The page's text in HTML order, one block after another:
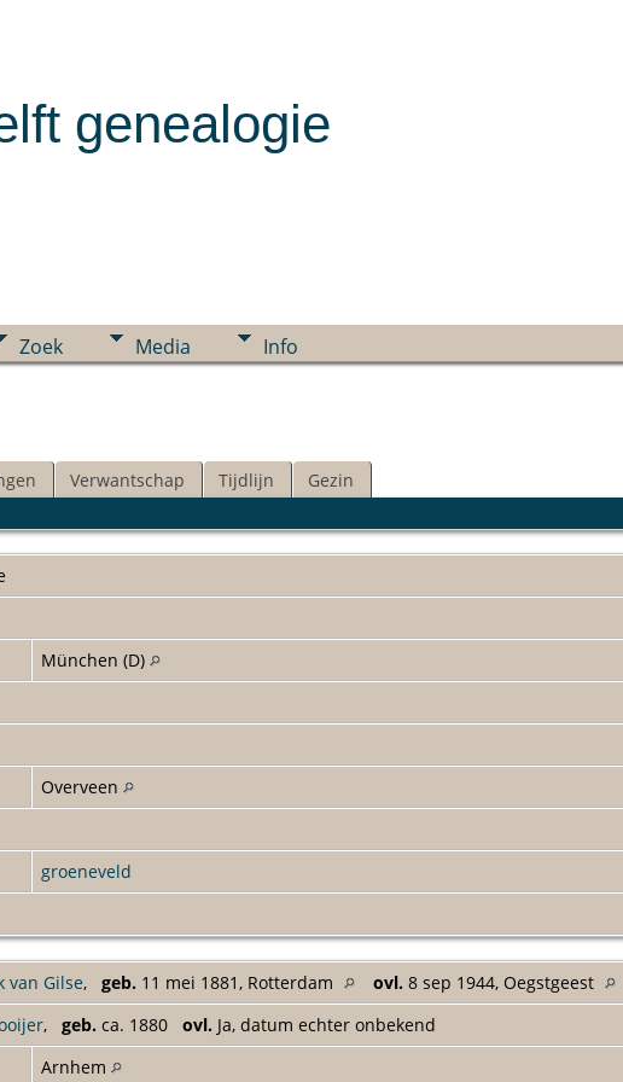
genealogie
Zoek Media Info
Verwantschap Tijdlijn Gezin
München (D)
Overveen
groeneveld
van Gilse, geb. 11 mei 1881, Rotterdam ovl. 8 sep 1944, Oegstgeest
, geb. ca. 1880 ovl. Ja, datum echter onbekend
Arnhem